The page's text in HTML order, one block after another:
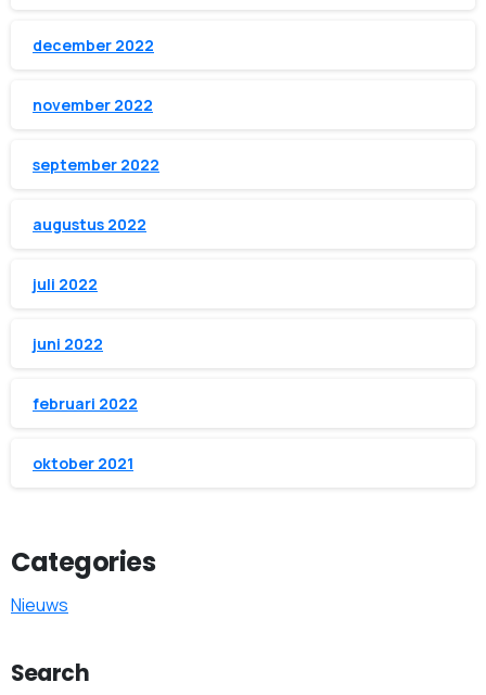
december 2022
november 2022
september 2022
augustus 2022
juli 2022
juni 2022
februari 2022
oktober 2021
Categories
Nieuws
Search